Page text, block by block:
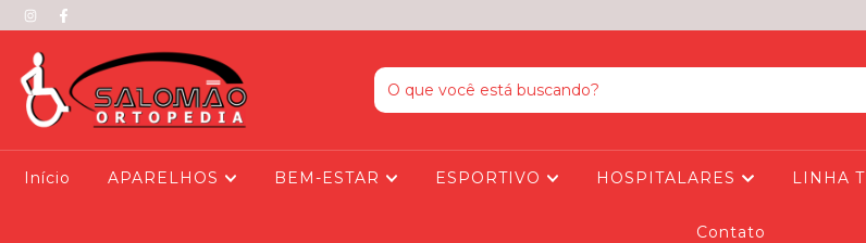
Início APARELHOS BEM-ESTAR ESPORTIVO HOSPITALARES LINHA
Contato